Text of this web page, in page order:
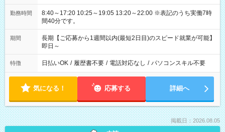
勤務時間
8:40～17:20 10:25～19:05 13:20～22:00 ※表記のうち実働7時
間40分です。
期間
長期【ご応募から1週間以内(最短2日目)のスピード就業が可能】
即日～
特徴 日払いOK / 履歴書不要 / 電話対応なし / パソコンスキル不要
気になる！ 応募する 詳細へ
掲載日：2026.08.05